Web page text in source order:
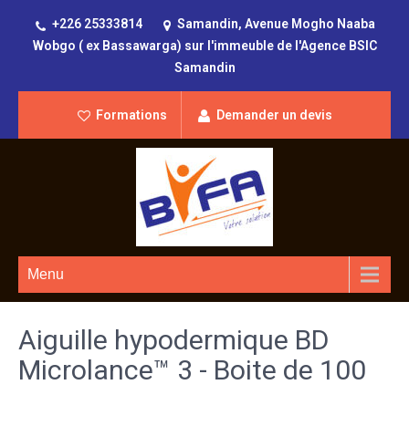
+226 25333814
Samandin, Avenue Mogho Naaba
Wobgo ( ex Bassawarga) sur l'immeuble de l'Agence BSIC
Samandin
Formations Demander un devis
Menu
Aiguille hypodermique BD
Microlance™ 3 - Boite de 100